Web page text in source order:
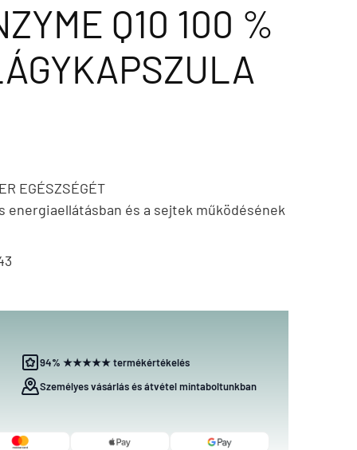
Q10 100 %
EGÉSZSÉGÉT
és a sejtek működésének
94% ★★★★★ termékértékelés
Személyes vásárlás és átvétel mintaboltunkban